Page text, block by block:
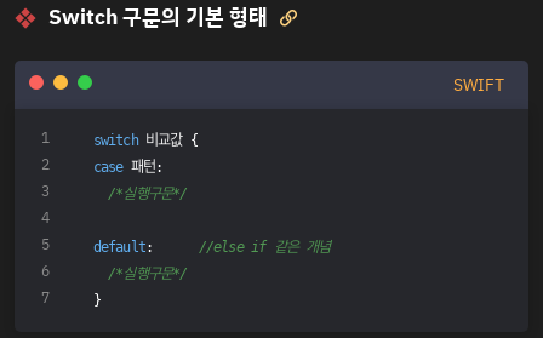
Switch 구문의 기본 형태 
SWIFT
switch 비교값 {
case 패턴:
/*실행구문*/
default:
//else if 같은 개념
/*실행구문*/
}